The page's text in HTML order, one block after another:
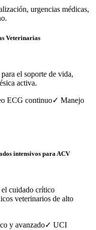
urgencias médicas,
Veterinarias
el soporte de vida,
activa.
ECG continuo✓ Manejo
intensivos para ACV
cuidado crítico
veterinarios de alto
y avanzado✓ UCI